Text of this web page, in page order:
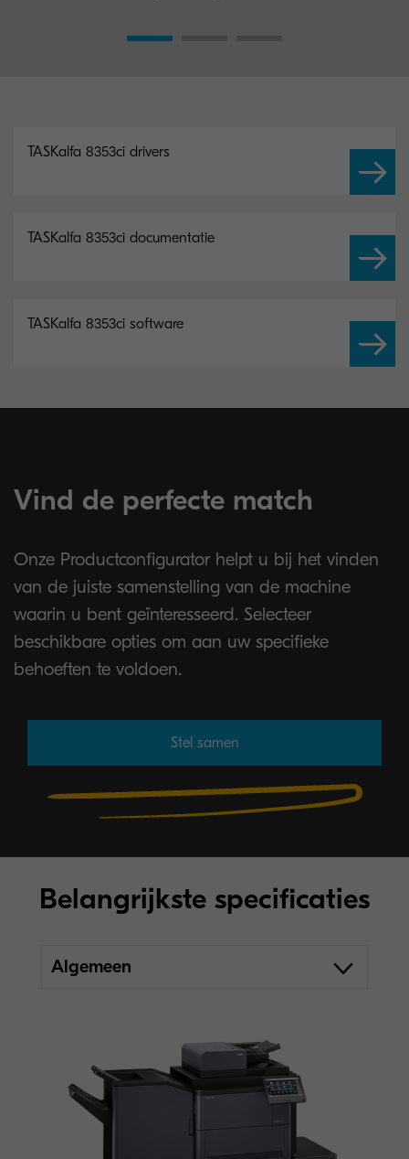
TASKalfa 8353ci drivers
TASKalfa 8353ci documentatie
TASKalfa 8353ci software
Vind de perfecte match
Onze Productconfigurator helpt u bij het vinden
van de juiste samenstelling van de machine
waarin u bent geïnteresseerd. Selecteer
beschikbare opties om aan uw specifieke
behoeften te voldoen.
Stel samen
Belangrijkste specificaties
Algemeen